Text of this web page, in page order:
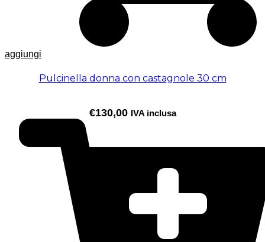
aggiungi
Pulcinella donna con castagnole 30 cm
€130,00 IVA inclusa